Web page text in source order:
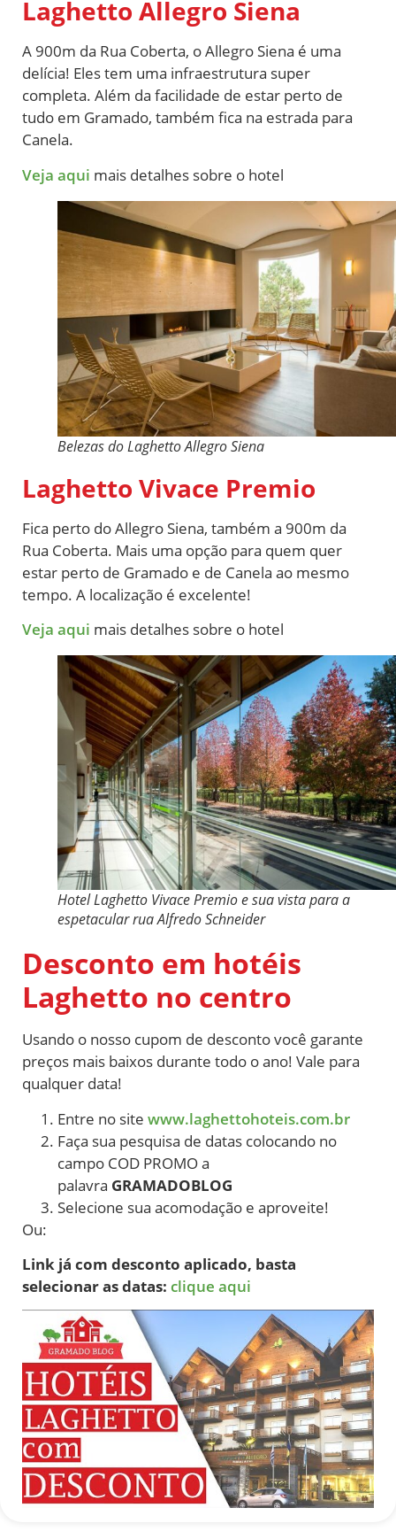
Laghetto Allegro Siena
A 900m da Rua Coberta, o Allegro Siena é uma
delícia! Eles tem uma infraestrutura super
completa. Além da facilidade de estar perto de
tudo em Gramado, também fica na estrada para
Canela.
Veja aqui mais detalhes sobre o hotel
Belezas do Laghetto Allegro Siena
Laghetto Vivace Premio
Fica perto do Allegro Siena, também a 900m da
Rua Coberta. Mais uma opção para quem quer
estar perto de Gramado e de Canela ao mesmo
tempo. A localização é excelente!
Veja aqui mais detalhes sobre o hotel
Hotel Laghetto Vivace Premio e sua vista para a
espetacular rua Alfredo Schneider
Desconto em hotéis
Laghetto no centro
Usando o nosso cupom de desconto você garante
preços mais baixos durante todo o ano! Vale para
qualquer data!
Entre no site www.laghettohoteis.com.br
Faça sua pesquisa de datas colocando no
campo COD PROMO a
palavra GRAMADOBLOG
Selecione sua acomodação e aproveite!
Ou:
Link já com desconto aplicado, basta
selecionar as datas: clique aqui